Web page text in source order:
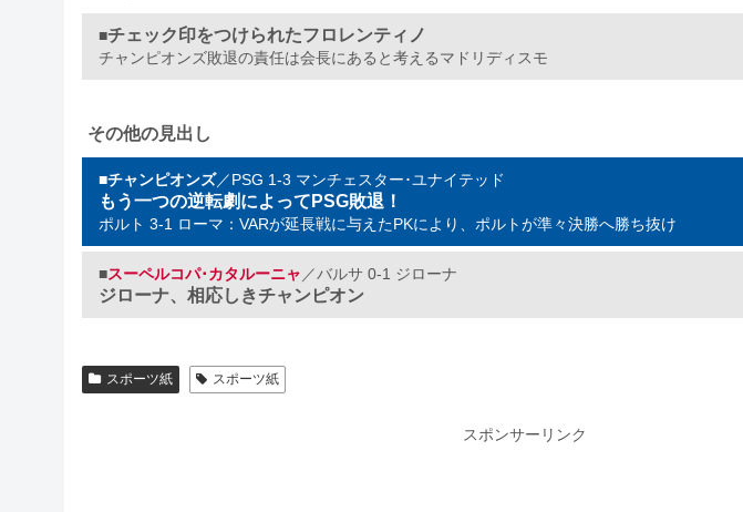
■チェック印をつけられたフロレンティノ
チャンピオンズ敗退の責任は会長にあると考えるマドリディスモ
その他の見出し
■チャンピオンズ／PSG 1-3 マンチェスター･ユナイテッド
もう一つの逆転劇によってPSG敗退！
ポルト 3-1 ローマ：VARが延長戦に与えたPKにより、ポルトが準々決勝へ勝ち抜け
■スーペルコパ･カタルーニャ ／バルサ 0-1 ジローナ
ジローナ、相応しきチャンピオン
スポーツ紙 スポーツ紙
スポンサーリンク